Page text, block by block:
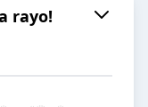
rayo!